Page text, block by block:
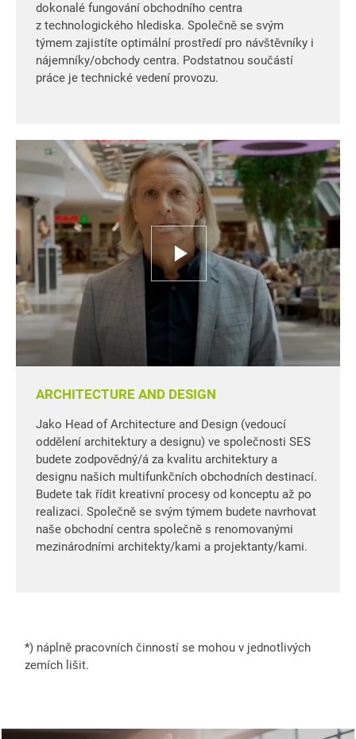
dokonalé fungování obchodního centra
z technologického hlediska. Společně se svým
týmem zajistíte optimální prostředí pro návštěvníky i
nájemníky/obchody centra. Podstatnou součástí
práce je technické vedení provozu.
ARCHITECTURE AND DESIGN
Jako Head of Architecture and Design (vedoucí
oddělení architektury a designu) ve společnosti SES
budete zodpovědný/á za kvalitu architektury a
designu našich multifunkčních obchodních destinací.
Budete tak řídit kreativní procesy od konceptu až po
realizaci. Společně se svým týmem budete navrhovat
naše obchodní centra společně s renomovanými
mezinárodními architekty/kami a projektanty/kami.
*) náplně pracovních činností se mohou v jednotlivých
zemích lišit.